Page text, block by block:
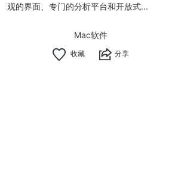
观的界面、专门的分析平台和开放式...
Mac软件
分享